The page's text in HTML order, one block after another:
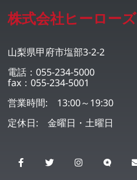
株式会社ヒーロー
山梨県甲府市塩部3-2-2
電話：055-234-5000
fax：055-234-5001
営業時間: 13:00～19:30
定休日: 金曜日・土曜日